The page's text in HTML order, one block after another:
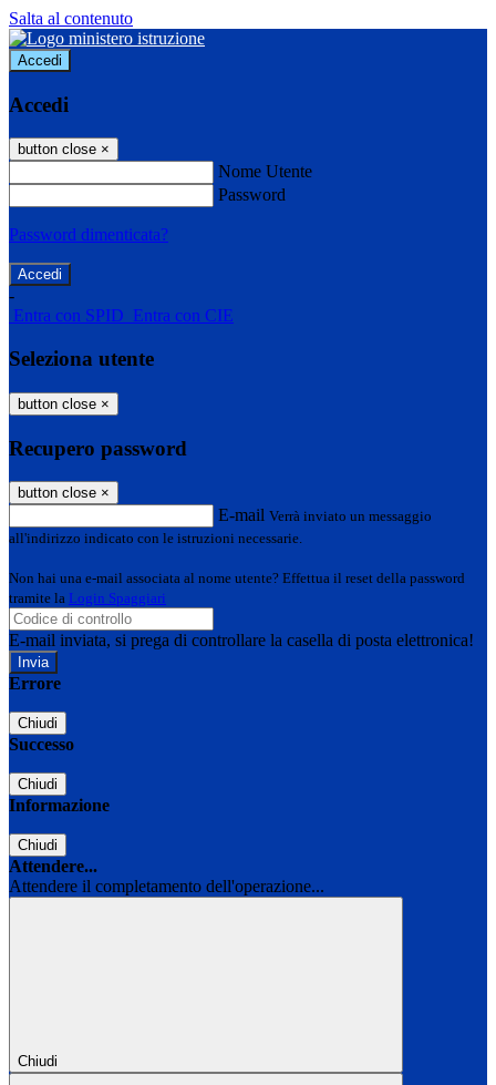
Salta al contenuto
Accedi
Accedi
button close ×
Nome Utente
Password
Password dimenticata?
-
Entra con SPID Entra con CIE
Seleziona utente
button close ×
Recupero password
button close ×
E-mail Verrà inviato un messaggio
all'indirizzo indicato con le istruzioni necessarie.
Non hai una e-mail associata al nome utente? Effettua il reset della password
tramite la Login Spaggiari
E-mail inviata, si prega di controllare la casella di posta elettronica!
Errore
Chiudi
Successo
Chiudi
Informazione
Chiudi
Attendere...
Attendere il completamento dell'operazione...
Chiudi